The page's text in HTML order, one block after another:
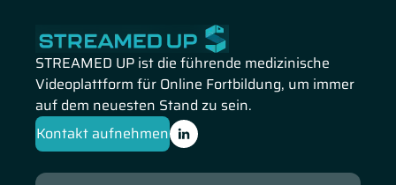
STREAMED UP ist die führende medizinische
Videoplattform für Online Fortbildung, um immer
auf dem neuesten Stand zu sein.
Kontakt aufnehmen